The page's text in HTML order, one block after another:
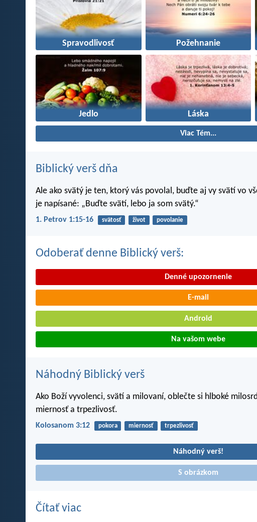
Spravodlivosť Požehnanie
Jedlo Láska
Viac Tém...
Biblický verš dňa
Ale ako svätý je ten, ktorý vás povolal, buďte aj vy svätí vo
je napísané: „Buďte svätí, lebo ja som svätý.“
1. Petrov 1:15-16 svätosť život povolanie
Odoberať denne Biblický verš:
Denné upozornenie
E-mail
Android
Na vašom webe
Náhodný Biblický verš
Ako Boží vyvolenci, svätí a milovaní, oblečte si hlboké
miernosť a trpezlivosť.
Kolosanom 3:12 pokora miernosť trpezlivosť
Náhodný verš!
S obrázkom
Čítať viac